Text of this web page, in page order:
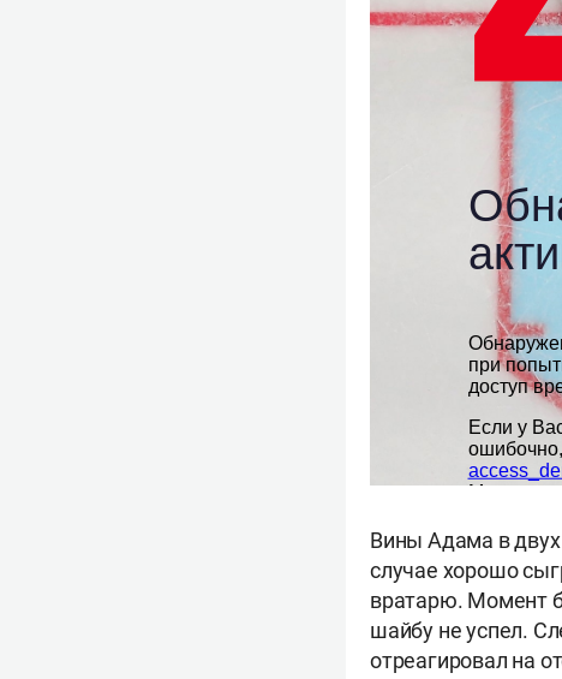
Вины Адама в
случае хорошо
вратарю. Момент
шайбу не успел.
отреагировал на